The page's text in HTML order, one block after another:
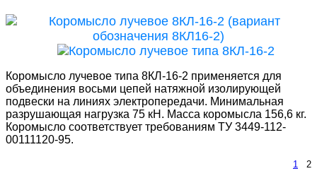
Коромысло лучевое типа 8КЛ-16-2 применяется для
объединения восьми цепей натяжной изолирующей
подвески на линиях электропередачи. Минимальная
разрушающая нагрузка 75 кН. Масса коромысла 156,6 кг.
Коромысло соответствует требованиям ТУ 3449-112-
00111120-95.
1 2